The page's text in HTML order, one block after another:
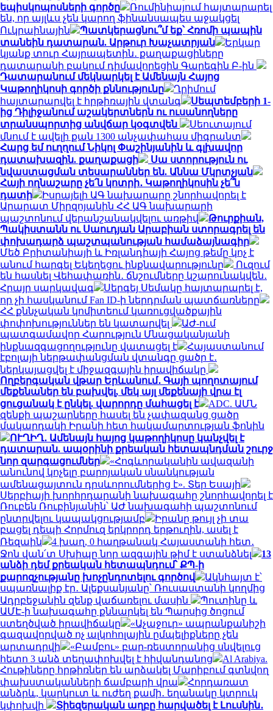
եպիսկոպոսների գործը
Ռումինիայում հայտարարել
են, որ այլևս չեն կարող ֆինանսապես աջակցել
Ուկրաինային
Պատկերացնու՞մ եք՝ Հռոմի պապին
տանեին դատարան. Արթուր Խաչատրյան
Երկար
կյանք տուր Հայրապետին․ քաղաքացիները
դատարանի բակում դիմավորեցին Գարեգին Բ-ին
Դատարանում մեկնարկել է Ամենայն Հայոց
Կաթողիկոսի գործի քննությունը
Ղրիմում
հայտարարվել է հրթիռային վտանգ
Սեպտեմբերի 1-
ից Դիլիջանում աշակերտներն ու ուսանողները
տրանսպորտից անվճար կօգտվեն
Սեուտայում
մնում է ավելի քան 1300 անչափահաս միգրանտ
Հարց եմ ուղղում Նիկոլ Փաշինյանին և գլխավոր
դատախազին. քաղաքացի
Սա ստորություն ու
նվաստացման տեսարաններ են. Աննա Մկրտչյան
Հայի ողնաշարը չե՛ն կոտրի․ Կաթողիկոսին չե՞ն
դատի
Իսրայելի ԱԳ նախարարը շնորհավորել է
Արարատ Միրզոյանին ՀՀ ԱԳ նախարարի
պաշտոնում վերանշանակվելու առթիվ
Թուրքիան,
Պակիստանն ու Սաուդյան Արաբիան ստորագրել են
փոխադարձ պաշտպանության համաձայնագիր
Մեծ Բրիտանիայի և Իռլանդիայի Հայոց թեմը կոչ է
անում հարգել Եկեղեցու ինքնավարությունը
Ուզում
են հասնել Վեհափառին․ ճնշումները կշարունակվեն․
Հրայր սարկավագ
Սերգեյ Սեմակը հայտարարել է,
որ չի հասկանում Fan ID-ի ներդրման պատճառները
ՀՀ քննչական կոմիտեում կառուցվածքային
փոփոխություններ են կատարվել
ԱԺ-ում
պատգամավոր Հարություն Մնացականյանի
ինքնազգացողությունը վատացել է
Հայաստանում
էբոլայի ներթափանցման վտանգը ցածր է․
ներկայացվել է միջազգային իրավիճակը
Ողբերգական վթար Երևանում․ Գայի պողոտայում
մեքենաներ են բախվել, մեկ այլ մեքենայի վրա էլ
ցուցանակ է ընկել. վարորդը մահացել է
ADC. ԱՄՆ
զենքի պաշարները հասել են չափազանց ցածր
մակարդակի Իրանի հետ հակամարտության ֆոնին
ՈՒՂԻՂ․ Ամենայն հայոց կաթողիկոսը կանչվել է
դատարան. ապօրինի քրեական հետապնդման շուրջ
նոր զարգացումներ
«Հոգևորականին ավազանի
անունով կոչելը բարոյական սնանկության
ամենացայտուն դրսևորումներից է». Տեր Եսայի
Սերբիայի խորհրդարանի նախագահը շնորհավորել է
Ռուբեն Ռուբինյանին՝ ԱԺ նախագահի պաշտոնում
ընտրվելու կապակցությամբ
Իրանը թույլ չի տա
բացել դեպի Հորմուզ երկրորդ երթուղին, ասել է
Ռեզաին
4 խաղ, 0 հաղթանակ Հայաստանի հետ․
Ջոն վան՛տ Սխիպը նոր ազգային թիմ է ստանձնել
13
անձի դեմ քրեական հետապնդում՝ ՔՊ-ի
քարոզչությանը խոչընդոտելու գործով
Ակնհայտ է՝
սպառնալիք էր․ Ալեքսանյանը՝ Ռուսաստանի կողմից
Ադրբեջանին զենք վաճառելու մասին
Պուտինը և
ԱՄԷ-ի նախագահը քննարկել են Պարսից ծոցում
ստեղծված իրավիճակը
«Աչաջուր» ապրանքանիշի
գազավորված ոչ ալկոհոլային ըմպելիքները չեն
արտադրվի
«Բամբու» բար-ռեստորանից սնվելուց
հետո 3 անձ տեղափոխվել է հիվանդանոց
Al Arabiya.
Հութիները հրթիռներ են արձակել Մարիբում գտնվող
փախստականների ճամբարի վրա
Հորդառատ
անձրև, կարկուտ և ուժեղ քամի․ եղանակը կտրուկ
կփոխվի
Տիեզերական աղբը հարվածել է Լուսնին․